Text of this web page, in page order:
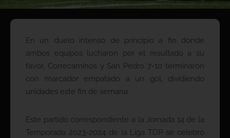
En un duelo intenso de principio a fin donde
ambos equipos lucharon por el resultado a su
favor, Correcaminos y San Pedro 7-10 terminaron
con marcador empatado a un gol, dividiendo
unidades este fin de semana.
Este partido correspondiente a la Jornada 14 de la
Temporada 2023-2024 de la Liga TDP se celebró